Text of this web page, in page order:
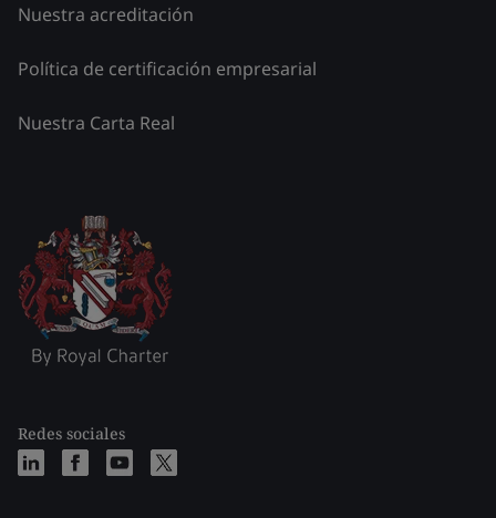
Nuestra acreditación
Política de certificación empresarial
Nuestra Carta Real
Redes sociales